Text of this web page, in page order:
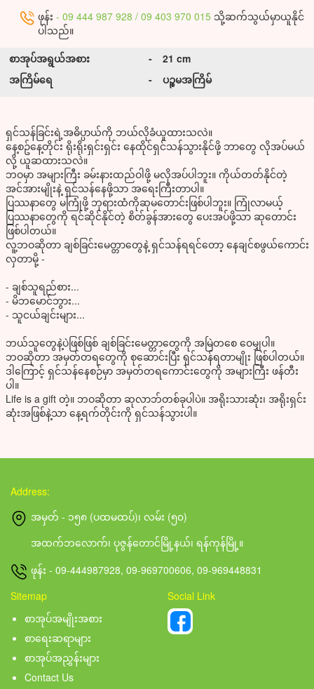
ဖုန်း- 09 444 987 928 / 09 403 970 015 သို့ဆက်သွယ်မှာယူနိုင်
ပါသည်။
စာအုပ်အရွယ်အစား
-
အကြိမ်ရေ
-
21 cm
ပဉ္စမအကြိမ်
ရှင်သန်ခြင်းရဲ့အဓိပ္ပာယ်ကို ဘယ်လိုခံယူထားသလဲ။
နေ့စဥ်နေ့တိုင်း ရိုးရိုးရှင်းရှင်း နေထိုင်ရှင်သန်သွားနိုင်ဖို့ ဘာတွေ လိုအပ်မယ်
လို့ ယူဆထားသလဲ။
ဘဝမှာ အများကြီး ခမ်းနားထည်ဝါဖို့ မလိုအပ်ပါဘူး။ ကိုယ်တတ်နိုင်တဲ့
အင်အားမျိုးနဲ့ ရှင်သန်နေဖို့သာ အရေးကြီးတာပါ။
ပြဿနာတွေ မကြုံဖို့ ဘုရားထံကိုဆုမတောင်းဖြစ်ပါဘူး။ ကြုံလာမယ့်
ပြဿနာတွေကို ရင်ဆိုင်နိုင်တဲ့ စိတ်ခွန်အားတွေ ပေးအပ်ဖို့သာ ဆုတောင်း
ဖြစ်ပါတယ်။
လူ့ဘဝဆိုတာ ချစ်ခြင်းမေတ္တာတွေနဲ့ ရှင်သန်ရရင်တော့ နေချင်စဖွယ်ကောင်း
လှတာမို့ -
- ချစ်သူရည်စား...
- မိဘမောင်ဘွား...
- သူငယ်ချင်းများ...
ဘယ်သူတွေနဲ့ပဲဖြစ်ဖြစ် ချစ်ခြင်းမေတ္တာတွေကို အမြဲတစေ ဝေမျှပါ။
ဘဝဆိုတာ အမှတ်တရတွေကို စုဆောင်းပြီး ရှင်သန်ရတာမျိုး ဖြစ်ပါတယ်။
ဒါကြောင့် ရှင်သန်နေစဉ်မှာ အမှတ်တရကောင်းတွေကို အများကြီး ဖန်တီး
ပါ။
Life is a gift တဲ့။ ဘဝဆိုတာ ဆုလာဘ်တစ်ခုပါပဲ။ အရိုးသားဆုံး၊ အရိုးရှင်း
ဆုံးအဖြစ်နဲ့သာ နေ့ရက်တိုင်းကို ရှင်သန်သွားပါ။
Address:
အမှတ် - ၁၅၈ (ပထမထပ်)၊ လမ်း (၅၀)
အထက်ဘလောက်၊ ပုဇွန်တောင်မြို့နယ်၊ ရန်ကုန်မြို့။
ဖုန်း - 09-444987928, 09-969700606, 09-969448831
Sitemap
စာအုပ်အမျိုးအစား
စာရေးဆရာများ
စာအုပ်အညွှန်းများ
Contact Us
Social Link